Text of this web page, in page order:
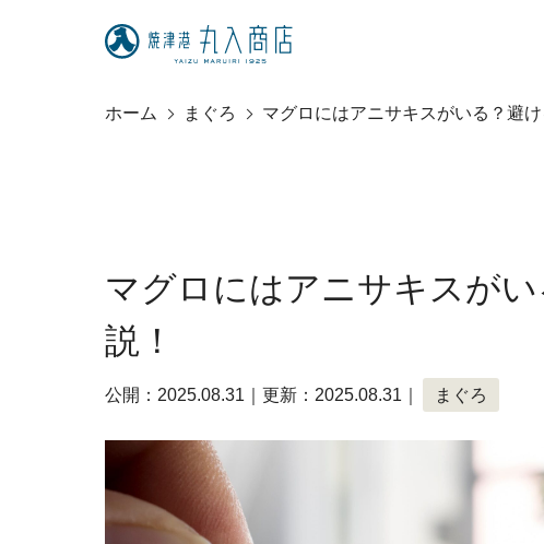
ホーム まぐろ マグロにはアニサキスがいる？避け
マグロにはアニサキスが
説！
公開：2025.08.31｜更新：2025.08.31｜ まぐろ